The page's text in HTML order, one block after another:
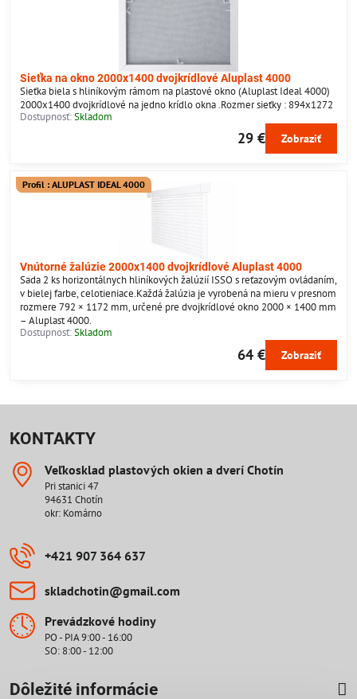
Sieťka na okno 2000x1400 dvojkrídlové Aluplast 4000
Sieťka biela s hliníkovým rámom na plastové okno (Aluplast Ideal 4000)
2000x1400 dvojkrídlové na jedno krídlo okna .Rozmer sieťky : 894x1272
Dostupnosť:Skladom
29 € Zobraziť
Vnútorné žalúzie 2000x1400 dvojkrídlové Aluplast 4000
Profil : ALUPLAST IDEAL 4000
Sada 2 ks horizontálnych hliníkových žalúzií ISSO s reťazovým ovládaním,
v bielej farbe, celotieniace.Každá žalúzia je vyrobená na mieru v presnom
rozmere 792 × 1172 mm, určené pre dvojkrídlové okno 2000 × 1400 mm
– Aluplast 4000.
Dostupnosť:Skladom
64 € Zobraziť
KONTAKTY
Veľkosklad plastových okien a dverí Chotín
Pri stanici 47
94631 Chotín
okr: Komárno
+421 907 364 637
skladchotin​@gmail​.com
Prevádzkové hodiny
PO - PIA 9:00 - 16:00
SO: 8:00 - 12:00
Dôležité informácie